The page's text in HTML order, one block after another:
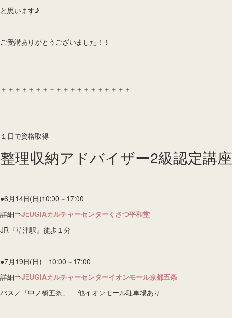
と思います♪
ご受講ありがとうございました！！
＋＋＋＋＋＋＋＋＋＋＋＋＋＋＋＋＋＋＋
１日で資格取得！
整理収納アドバイザー2級認定講座
●6月14日(日)10:00～17:00
詳細⇒JEUGIAカルチャーセンターくさつ平和堂
JR『草津駅』徒歩１分
●7月19日(日) 10:00～17:00
詳細⇒JEUGIAカルチャーセンターイオンモール京都五条
バス／「中ノ橋五条」 他イオンモール駐車場あり